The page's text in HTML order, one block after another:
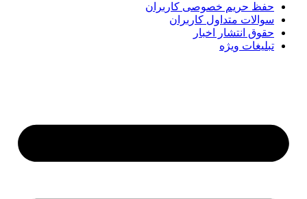
حفظ حریم خصوصی کاربران
سوالات متداول کاربران
حقوق انتشار اخبار
تبلیغات ویژه